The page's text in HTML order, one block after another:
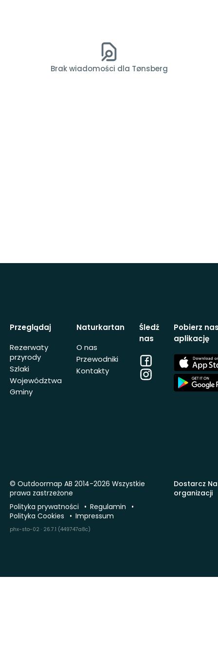
Brak wiadomości dla Tønsberg
Przeglądaj
Rezerwaty
przyrody
Szlaki
Województwa
Gminy
Naturkartan
O nas
Przewodniki
Kontakty
Śledź
nas
Facebook
Instagram
Pobierz
aplikację
App
Store
App
Store
Dostarcz
organizacji
© Outdoormap AB 2014-2026 Wszystkie
prawa zastrzeżone
Polityka prywatności
Regulamin
Polityka Cookies
Impressum
phx-sto-02 · 26.7.1 (449747a8c)